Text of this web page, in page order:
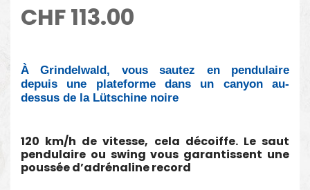
CHF113.00
À Grindelwald, vous sautez en pendulaire
depuis une plateforme dans un canyon au-
dessus de la Lütschine noire
120 km/h de vitesse, cela décoiffe. Le saut
pendulaire ou swing vous garantissent une
poussée d’adrénaline record